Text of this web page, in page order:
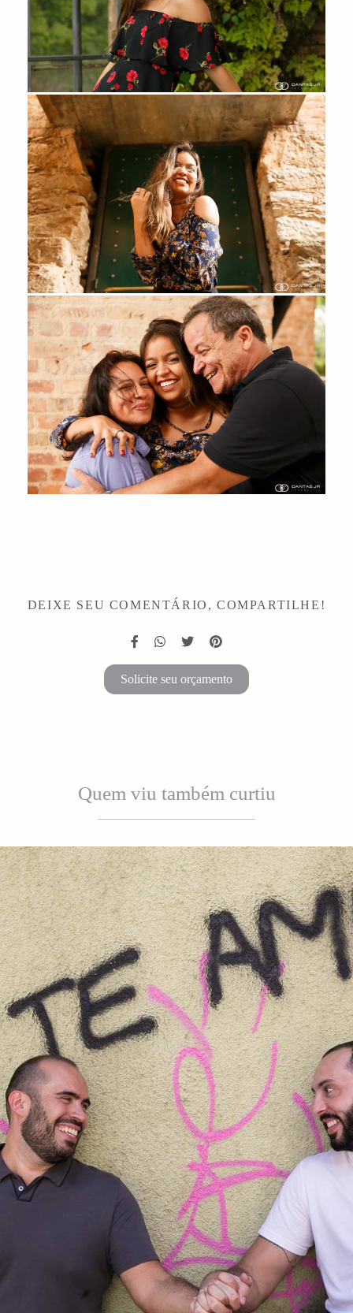
DEIXE SEU COMENTÁRIO, COMPARTILHE!
Solicite seu orçamento
Quem viu também curtiu